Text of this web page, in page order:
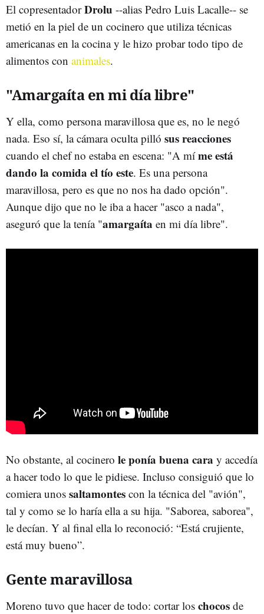
El copresentadorDrolu --alias Pedro Luis Lacalle-- se
metió en la piel de un cocinero que utiliza técnicas
americanas en la cocina y le hizo probar todo tipo de
alimentos con animales.
"Amargaíta en mi día libre"
Y ella, como persona maravillosa que es, no le negó
nada. Eso sí, la cámara oculta pilló sus reacciones
cuando el chef no estaba en escena: "A míme está
dando la comida el tío este. Es una persona
maravillosa, pero es que no nos ha dado opción".
Aunque dijo que no le iba a hacer "asco a nada",
aseguró que la tenía "amargaíta en mi día libre".
No obstante, al cocinero le ponía buena cara y accedía
a hacer todo lo que le pidiese. Incluso consiguió que lo
comiera unos saltamontes con la técnica del "avión",
tal y como se lo haría ella a su hija. "Saborea, saborea",
le decían. Y al final ella lo reconoció: “Está crujiente,
está muy bueno”.
Gente maravillosa
Moreno tuvo que hacer de todo: cortar los chocos de